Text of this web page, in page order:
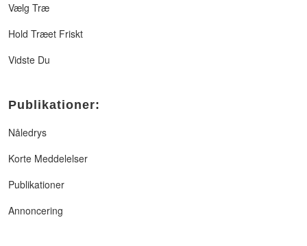
Vælg Træ
Hold Træet Friskt
Vidste Du
Publikationer:
Nåledrys
Korte Meddelelser
Publikationer
Annoncering